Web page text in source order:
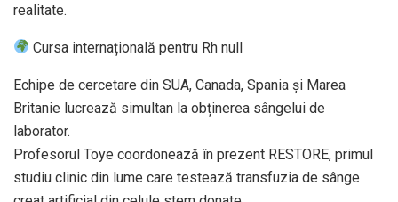
realitate.
Cursa internațională pentru Rh null
Echipe de cercetare din SUA, Canada, Spania și Marea
Britanie lucrează simultan la obținerea sângelui de
laborator.
Profesorul Toye coordonează în prezent RESTORE, primul
studiu clinic din lume care testează transfuzia de sânge